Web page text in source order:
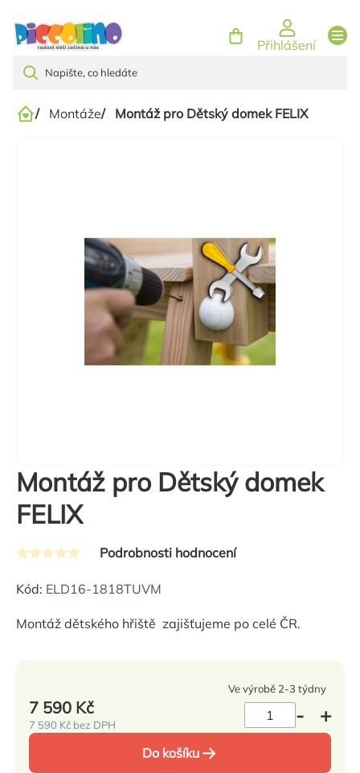
Přihlášení
Domů
/ Montáže/ Montáž pro Dětský domek FELIX
Montáž pro Dětský domek
FELIX
Průměrné
hodnocení
je
hvězdiček.
Podrobnosti hodnocení
Kód: ELD16-1818TUVM
Montáž dětského hřiště zajišťujeme po celé ČR.
Ve výrobě 2-3 týdny
7 590 Kč
7 590 Kč bez DPH
Měrná
cena:
Do košíku